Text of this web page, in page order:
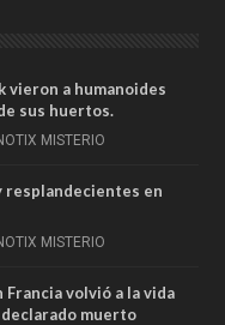
vieron a humanoides
sus huertos.
MISTERIO
resplandecientes en
MISTERIO
Francia volvió a la vida
muerto